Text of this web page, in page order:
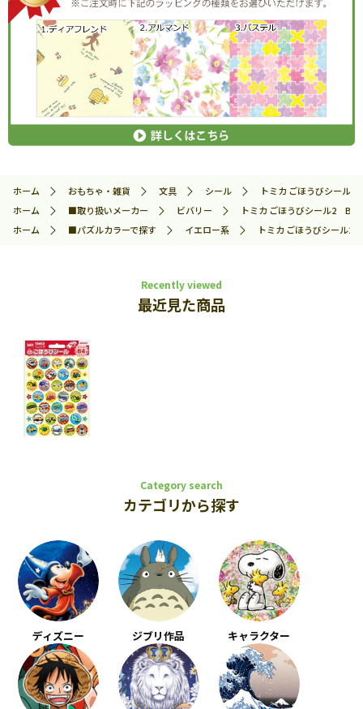
ホーム おもちゃ・雑貨 文具 シール
トミカ ごほうびシール
ホーム
■取り扱いメーカー ビバリー
トミカ ごほうびシール2
ホーム
■パズルカラーで探す イエロー系 トミカ ごほうびシール2
Recently viewed
最近見た商品
Category search
カテゴリから探す
ディズニー ジブリ作品 キャラクター